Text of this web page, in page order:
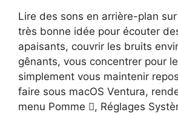
Lire des sons en arrière-plan
très bonne idée pour écouter
apaisants, couvrir les bruits
gênants, vous concentrer pour
simplement vous maintenir
faire sous macOS Ventura,
menu Pomme , Réglages